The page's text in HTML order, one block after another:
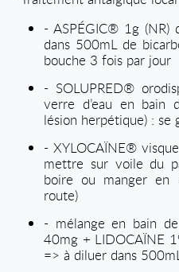
- ASPÉGIC® 1g (NR)
dans 500mL de
bouche 3 fois par jour
- SOLUPRED®
verre d’eau en bain
lésion herpétique) :
- XYLOCAÏNE®
mettre sur voile du
boire ou manger en
route)
- mélange en bain
40mg + LIDOCAÏNE
=> à diluer dans